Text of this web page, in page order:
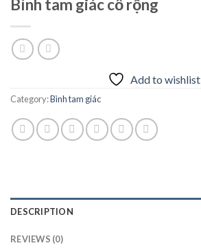
Bình tam giác cổ rộng
Add to wishlist
Category:Bình tam giác
DESCRIPTION
REVIEWS (0)